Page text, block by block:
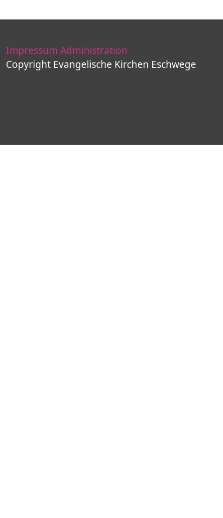
Impressum Administration
Copyright Evangelische Kirchen Eschwege